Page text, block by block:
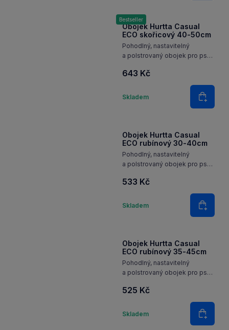
Bestseller
Obojek Hurtta Casual
ECO skořicový 40-50cm
Pohodlný, nastavitelný
a polstrovaný obojek pro psy
a s reflexními 3M prvky pro
643 Kč
Skladem
Množství
Do
Obojek Hurtta Casual
ECO rubínový 30-40cm
Pohodlný, nastavitelný
a polstrovaný obojek pro psy
a s reflexními 3M prvky pro
533 Kč
Skladem
Množství
Do
Obojek Hurtta Casual
ECO rubínový 35-45cm
Pohodlný, nastavitelný
a polstrovaný obojek pro psy
a s reflexními 3M prvky pro
525 Kč
Skladem
Množství
Do